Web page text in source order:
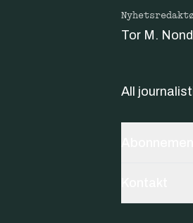
Tor M.
All